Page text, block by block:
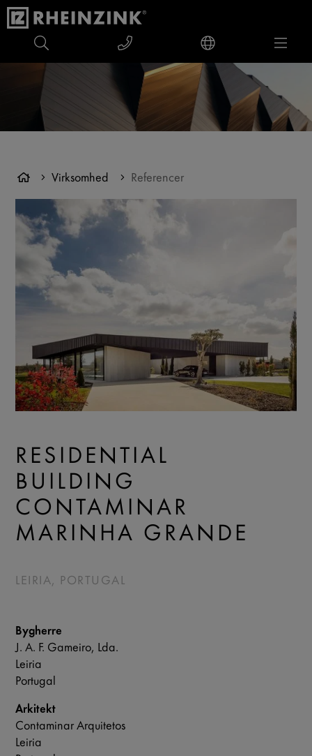
Virksomhed Referencer
RESIDENTIAL
BUILDING
CONTAMINAR
MARINHA GRANDE
LEIRIA, PORTUGAL
Bygherre
J. A. F. Gameiro, Lda.
Leiria
Portugal
Arkitekt
Contaminar Arquitetos
Leiria